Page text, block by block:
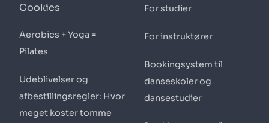
Cookies
Aerobics + Yoga =
Pilates
Udeblivelser og
afbestillingsregler: Hvor
meget koster tomme
For studier
For instruktører
Bookingsystem til
danseskoler og
dansestudier